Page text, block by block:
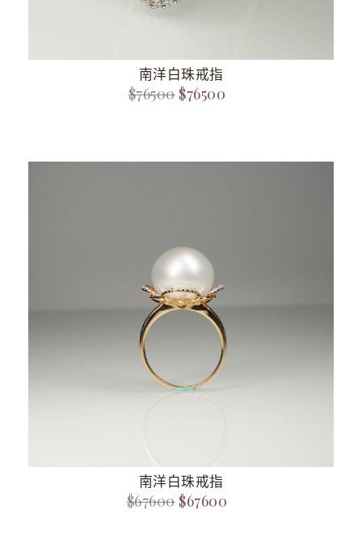
南洋白珠戒指
$76500 $76500
南洋白珠戒指
$67600 $67600